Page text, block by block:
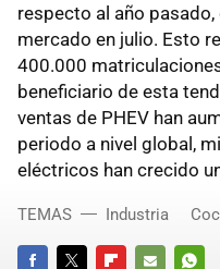
respecto al año
mercado en julio. Esto
400.000
beneficiario de esta
ventas de PHEV han
periodo a nivel global,
eléctricos han crecido
TEMAS Industria